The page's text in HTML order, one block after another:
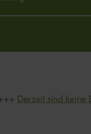
Derzeit sind keine